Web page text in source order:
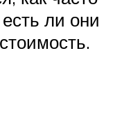
ли они